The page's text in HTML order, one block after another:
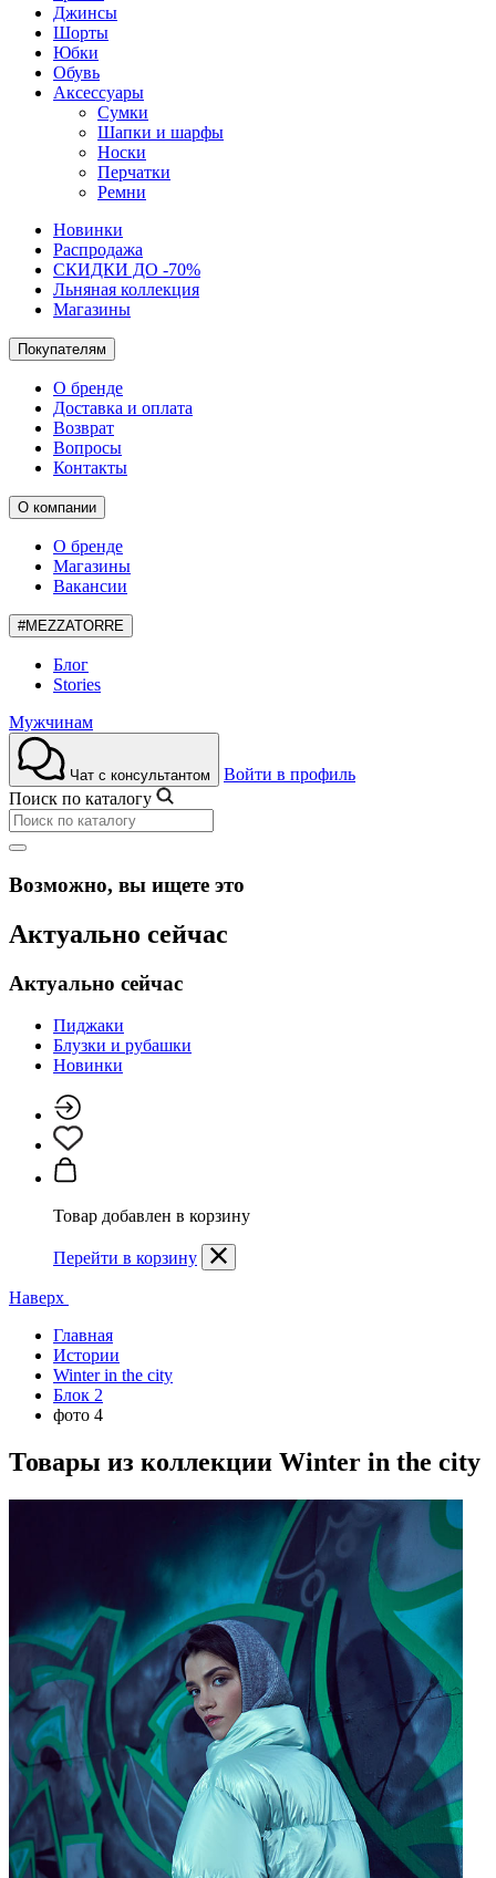
Джинсы
Шорты
Юбки
Обувь
Аксессуары
Сумки
Шапки и шарфы
Носки
Перчатки
Ремни
Новинки
Распродажа
СКИДКИ ДО -70%
Льняная коллекция
Магазины
Покупателям
О бренде
Доставка и оплата
Возврат
Вопросы
Контакты
О компании
О бренде
Магазины
Вакансии
#MEZZATORRE
Блог
Stories
Мужчинам
Чат с консультантом
Войти в профиль
Поиск по каталогу
Возможно, вы ищете это
Актуально сейчас
Актуально сейчас
Пиджаки
Блузки и рубашки
Новинки
Товар добавлен в корзину
Перейти в корзину
Наверх
Главная
Истории
Winter in the city
Блок 2
фото 4
Товары из коллекции Winter in the city